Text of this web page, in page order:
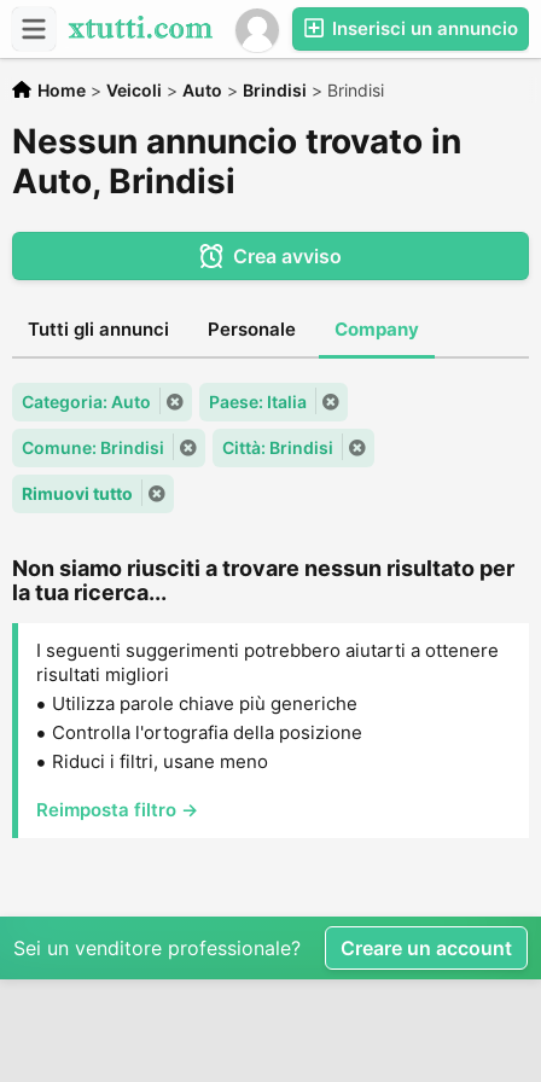
Inserisci un annuncio
Home > Veicoli > Auto > Brindisi > Brindisi
Nessun annuncio trovato in
Auto, Brindisi
Crea avviso
Tutti gli annunci Personale Company
Categoria: Auto Paese: Italia
Comune: Brindisi Città: Brindisi
Rimuovi tutto
Non siamo riusciti a trovare nessun risultato per
la tua ricerca...
I seguenti suggerimenti potrebbero aiutarti a ottenere
risultati migliori
Utilizza parole chiave più generiche
Controlla l'ortografia della posizione
Riduci i filtri, usane meno
Reimposta filtro →
Sei un venditore professionale? Creare un account